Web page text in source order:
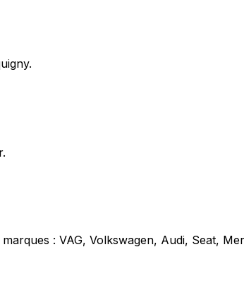
: VAG, Volkswagen, Audi, Seat,